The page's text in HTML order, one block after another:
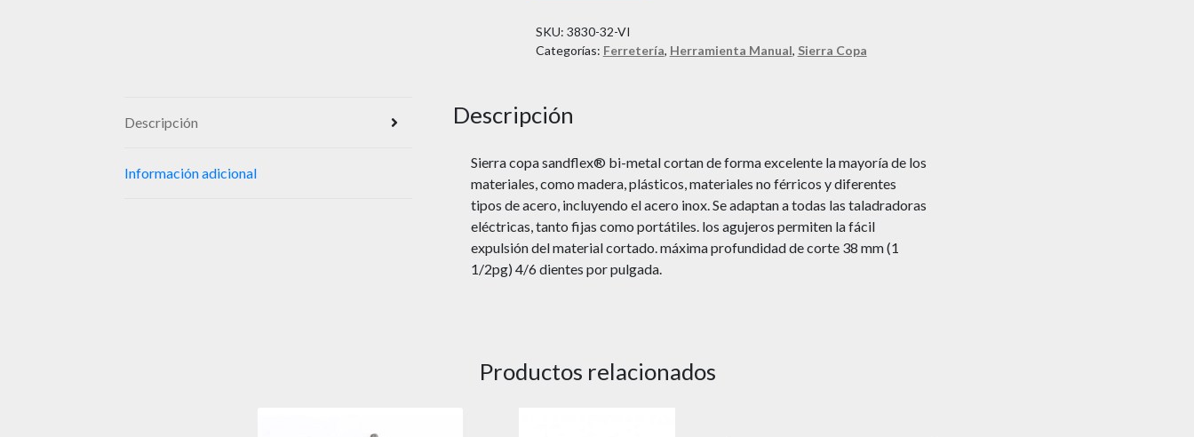
SKU: 3830-32-VI
Categorías: Ferretería, Herramienta Manual, Sierra Copa
Descripción
Información adicional
Descripción
Sierra copa sandflex® bi-metal cortan de forma excelente la mayoría de los
materiales, como madera, plásticos, materiales no férricos y diferentes
tipos de acero, incluyendo el acero inox. Se adaptan a todas las taladradoras
eléctricas, tanto fijas como portátiles. los agujeros permiten la fácil
expulsión del material cortado. máxima profundidad de corte 38 mm (1
1/2pg) 4/6 dientes por pulgada.
Productos relacionados